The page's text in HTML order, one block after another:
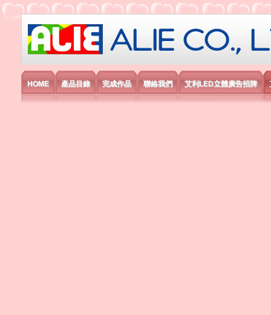
艾利國際電子有限公司
HOME 產品目錄 完成作品 聯絡我們 艾利LED立體廣告招牌